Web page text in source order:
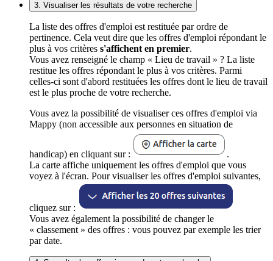
3. Visualiser les résultats de votre recherche
La liste des offres d'emploi est restituée par ordre de
pertinence. Cela veut dire que les offres d'emploi répondant le
plus à vos critères s'affichent en premier.
Vous avez renseigné le champ « Lieu de travail » ? La liste
restitue les offres répondant le plus à vos critères. Parmi
celles-ci sont d'abord restituées les offres dont le lieu de travail
est le plus proche de votre recherche.
Vous avez la possibilité de visualiser ces offres d'emploi via
Mappy (non accessible aux personnes en situation de
handicap) en cliquant sur :
.
La carte affiche uniquement les offres d'emploi que vous
voyez à l'écran. Pour visualiser les offres d'emploi suivantes,
cliquez sur :
Vous avez également la possibilité de changer le
« classement » des offres : vous pouvez par exemple les trier
par date.